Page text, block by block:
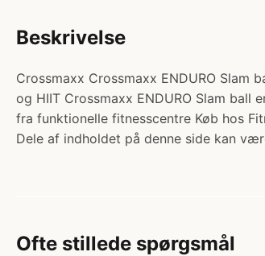
Beskrivelse
Crossmaxx Crossmaxx ENDURO
og HIIT Crossmaxx ENDURO Slam
fra funktionelle fitnesscentre Køb hos
Dele af indholdet på denne side kan
Ofte stillede spørgsmål